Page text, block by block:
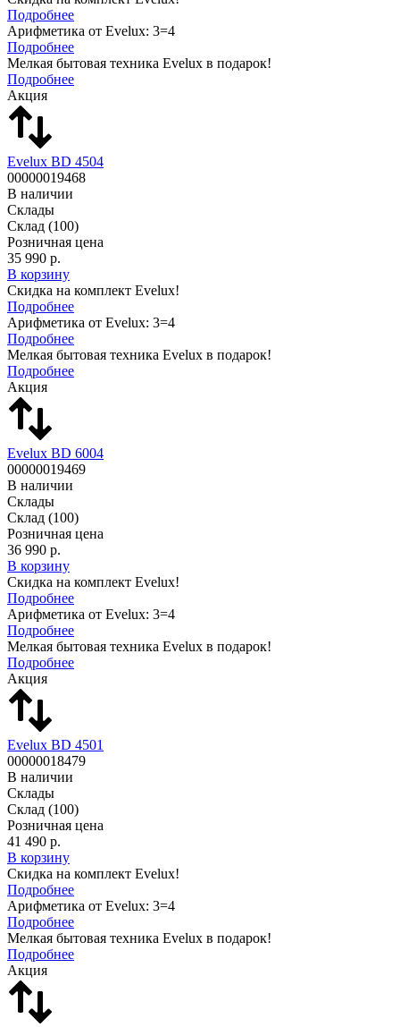
Подробнее
Арифметика от Evelux: 3=4
Подробнее
Мелкая бытовая техника Evelux в подарок!
Подробнее
Акция
Evelux BD 4504
00000019468
В наличии
Склады
Склад (100)
Розничная цена
35 990 р.
В корзину
Скидка на комплект Evelux!
Подробнее
Арифметика от Evelux: 3=4
Подробнее
Мелкая бытовая техника Evelux в подарок!
Подробнее
Акция
Evelux BD 6004
00000019469
В наличии
Склады
Склад (100)
Розничная цена
36 990 р.
В корзину
Скидка на комплект Evelux!
Подробнее
Арифметика от Evelux: 3=4
Подробнее
Мелкая бытовая техника Evelux в подарок!
Подробнее
Акция
Evelux BD 4501
00000018479
В наличии
Склады
Склад (100)
Розничная цена
41 490 р.
В корзину
Скидка на комплект Evelux!
Подробнее
Арифметика от Evelux: 3=4
Подробнее
Мелкая бытовая техника Evelux в подарок!
Подробнее
Акция